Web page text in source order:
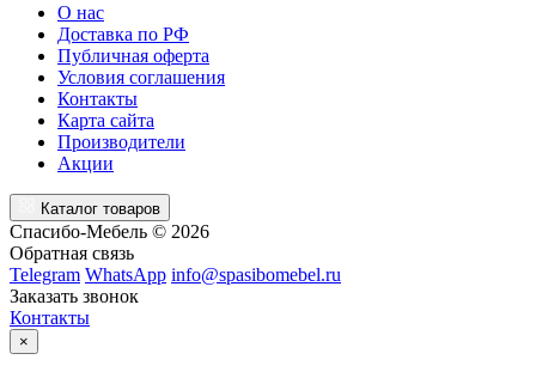
О нас
Доставка по РФ
Публичная оферта
Условия соглашения
Контакты
Карта сайта
Производители
Акции
Каталог товаров
Спасибо-Мебель © 2026
Обратная связь
Telegram WhatsApp info@spasibomebel.ru
Заказать звонок
Контакты
×